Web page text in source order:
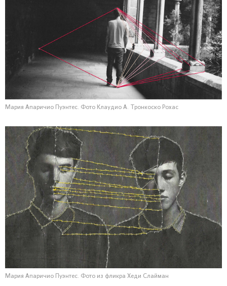
Мария Апаричио Пуэнтес. Фото Клаудио А. Тронкоско Рохас
Мария Апаричио Пуэнтес. Фото из фликра Хеди Слайман